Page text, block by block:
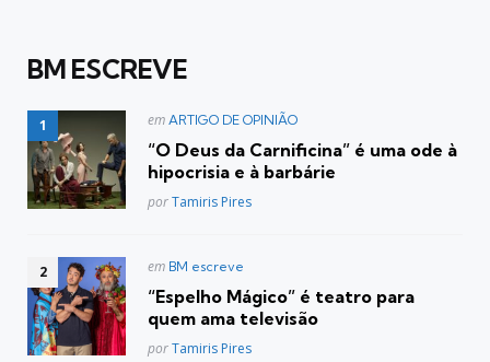
BM ESCREVE
Postado
em ARTIGO DE OPINIÃO
“O Deus da Carnificina” é uma ode à
hipocrisia e à barbárie
Posted
porTamiris Pires
Postado
em BM escreve
“Espelho Mágico” é teatro para
quem ama televisão
Posted
porTamiris Pires